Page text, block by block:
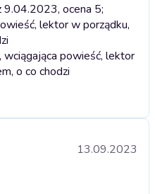
9.04.2023, ocena 5;
lektor w porządku,
powieść, lektor
o co chodzi
13.09.2023